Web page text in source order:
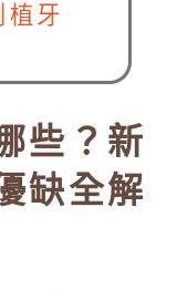
牙
些？新
缺全解